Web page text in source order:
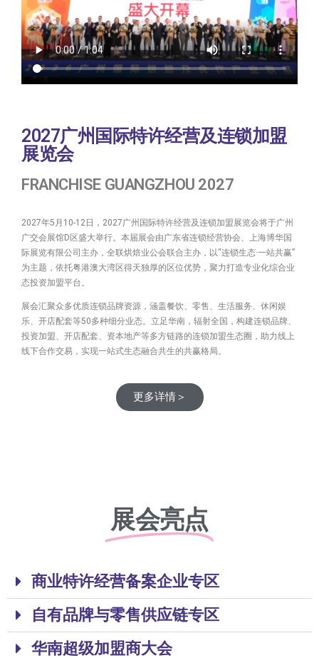
2027广州国际特许经营及连锁加盟
展览会
FRANCHISE GUANGZHOU 2027
2027年5月10-12日，2027广州国际特许经营及连锁加盟展览会将于广州
广交会展馆D区盛大举行。本届展会由广东省连锁经营协会、上海博华国
际展览有限公司主办，全联烘焙业公会联合主办，以“连锁生态·一站共赢”
为主题，依托粤港澳大湾区得天独厚的区位优势，聚力打造专业化综合业
态投资加盟平台。
展会汇聚众多优质连锁品牌资源，涵盖餐饮、零售、生活服务、休闲娱
乐、开店配套等50多种细分业态。立足华南，辐射全国，构建连锁品牌、
投资加盟、开店配套、资本地产等多方链路的连锁加盟生态圈，助力线上
线下合作交易，实现一站式生态融合共生的共赢格局。
更多详情＞
展会亮点
商业特许经营备案企业专区
自有品牌与零售供应链专区
华南超级加盟商大会